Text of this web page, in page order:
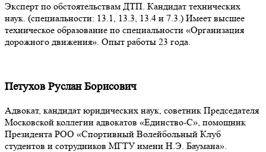
Эксперт по обстоятельствам ДТП. Кандидат технических
наук. (специальности: 13.1, 13.3, 13.4 и 7.3.) Имеет высшее
техническое образование по специальности «Организация
дорожного движения». Опыт работы 23 года.
Петухов Руслан Борисович
Адвокат, кандидат юридических наук, советник Председателя
Московской коллегии адвокатов «Единство-С», помощник
Президента РОО «Спортивный Волейбольный Клуб
студентов и сотрудников МГТУ имени Н.Э. Баумана».